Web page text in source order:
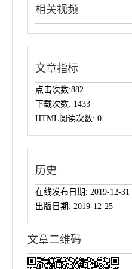
相关视频
文章指标
点击次数:882
下载次数: 1433
HTML阅读次数: 0
历史
在线发布日期: 2019-12-31
出版日期: 2019-12-25
文章二维码